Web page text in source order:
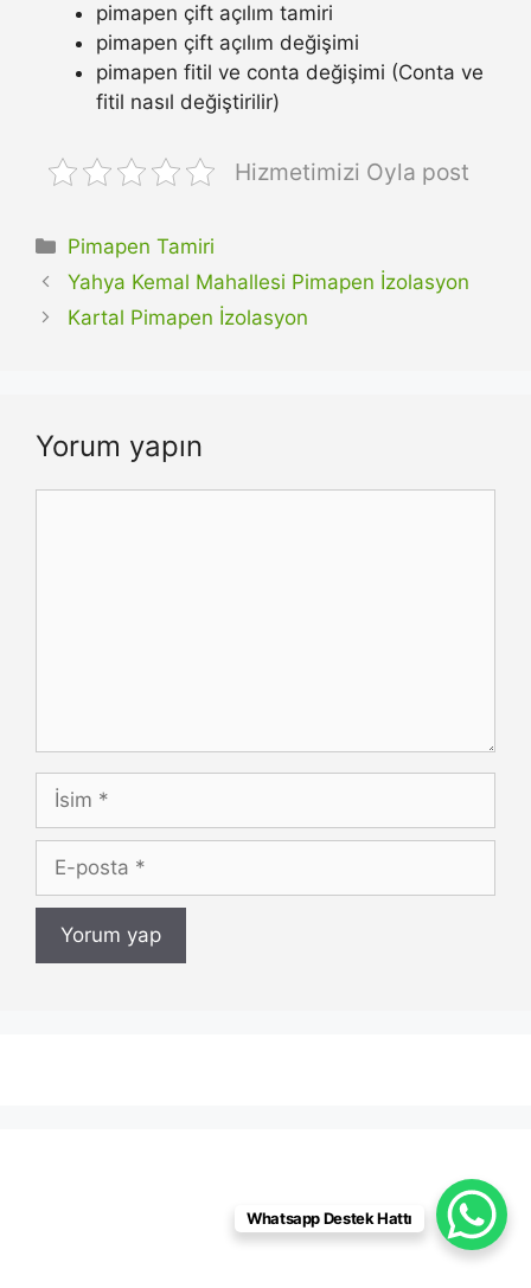
pimapen çift açılım tamiri
pimapen çift açılım değişimi
pimapen fitil ve conta değişimi (Conta ve
fitil nasıl değiştirilir)
Hizmetimizi Oyla post
Kategoriler
Pimapen Tamiri
Yahya Kemal Mahallesi Pimapen İzolasyon
Kartal Pimapen İzolasyon
Yorum yapın
İsim
posta
Whatsapp Destek Hattı